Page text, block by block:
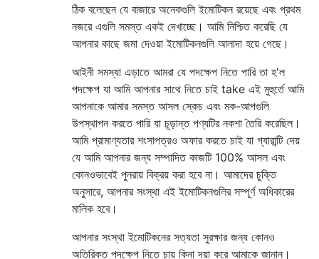
ঠিক বলেছেন যে বাজারে অনেকগুলি ইমোটিকন রয়েছে এবং প্রথম
নজরে এগুলি সমস্ত একই দেখাচ্ছে। আমি নিশ্চিত করেছি যে
আপনার কাছে জমা দেওয়া ইমোটিকনগুলি আলাদা হয়ে গেছে।
আইনী সমস্যা এড়াতে আমরা যে পদক্ষেপ নিতে পারি তা হ'ল
পদক্ষেপ যা আমি আপনার সাথে নিতে চাই take এই মুহুর্তে আমি
আপনাকে আমার সমস্ত আসল স্কেচ এবং মক-আপগুলি
উপস্থাপন করতে পারি যা চূড়ান্ত পণ্যটির নকশা তৈরি করেছিল।
আমি প্রামাণ্যতার শংসাপত্রও অফার করতে চাই যা গ্যারান্টি দেয়
যে আমি আপনার জন্য সম্পাদিত কাজটি 100% আসল এবং
কোনওভাবেই পুনরায় বিক্রয় করা হবে না। আমাদের চুক্তি
অনুসারে, আপনার সংস্থা এই ইমোটিকনগুলির সম্পূর্ণ অধিকারের
মালিক হবে।
আপনার সংস্থা ইমোটিকনের সত্যতা সুরক্ষার জন্য কোনও
অতিরিক্ত পদক্ষেপ নিতে চায় কিনা দয়া করে আমাকে জানান।